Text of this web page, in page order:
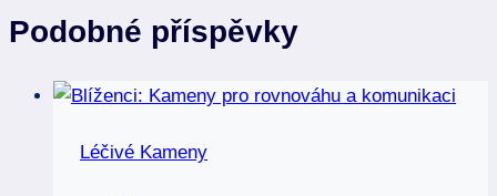
Podobné příspěvky
Léčivé Kameny